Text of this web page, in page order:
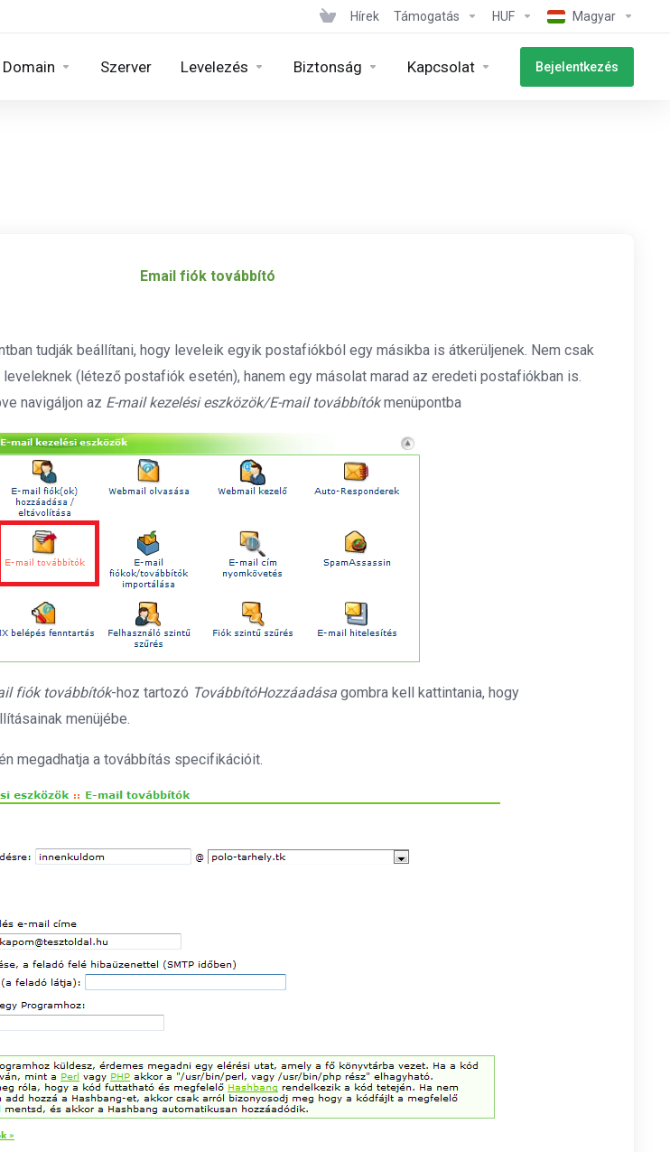
Hírek Támogatás HUF Magyar
Domain Szerver Levelezés Biztonság Kapcsolat Bejelentkezés
Email fiók továbbító
tudják beállítani, hogy leveleik egyik postafiókból egy másikba is átkerüljenek. Nem csak
(létező postafiók esetén), hanem egy másolat marad az eredeti postafiókban is.
navigáljon az E-mail kezelési eszközök/E-mail továbbítókmenüpontba
fiók továbbítók-hoz tartozó TovábbítóHozzáadása gombra kell kattintania, hogy
menüjébe.
megadhatja a továbbítás specifikációit.